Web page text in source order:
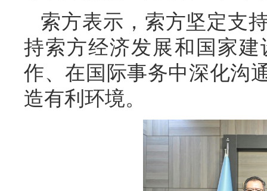
索方表示，索方坚定支
持索方经济发展和国家
作、在国际事务中深化沟
造有利环境。